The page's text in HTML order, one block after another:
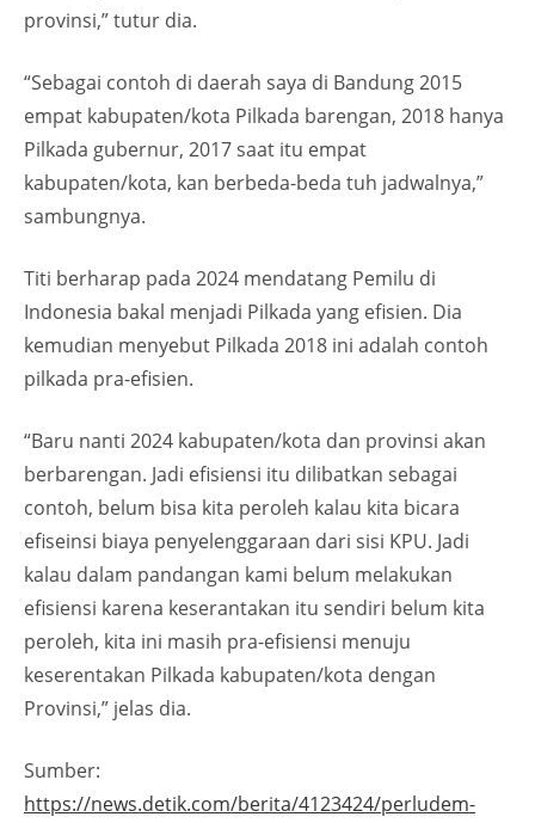
provinsi,” tutur dia.
“Sebagai contoh di daerah saya di Bandung 2015
empat kabupaten/kota Pilkada barengan, 2018 hanya
Pilkada gubernur, 2017 saat itu empat
kabupaten/kota, kan berbeda-beda tuh jadwalnya,”
sambungnya.
Titi berharap pada 2024 mendatang Pemilu di
Indonesia bakal menjadi Pilkada yang efisien. Dia
kemudian menyebut Pilkada 2018 ini adalah contoh
pilkada pra-efisien.
“Baru nanti 2024 kabupaten/kota dan provinsi akan
berbarengan. Jadi efisiensi itu dilibatkan sebagai
contoh, belum bisa kita peroleh kalau kita bicara
efiseinsi biaya penyelenggaraan dari sisi KPU. Jadi
kalau dalam pandangan kami belum melakukan
efisiensi karena keserantakan itu sendiri belum kita
peroleh, kita ini masih pra-efisiensi menuju
keserentakan Pilkada kabupaten/kota dengan
Provinsi,” jelas dia.
Sumber:
https://news.detik.com/berita/4123424/perludem-